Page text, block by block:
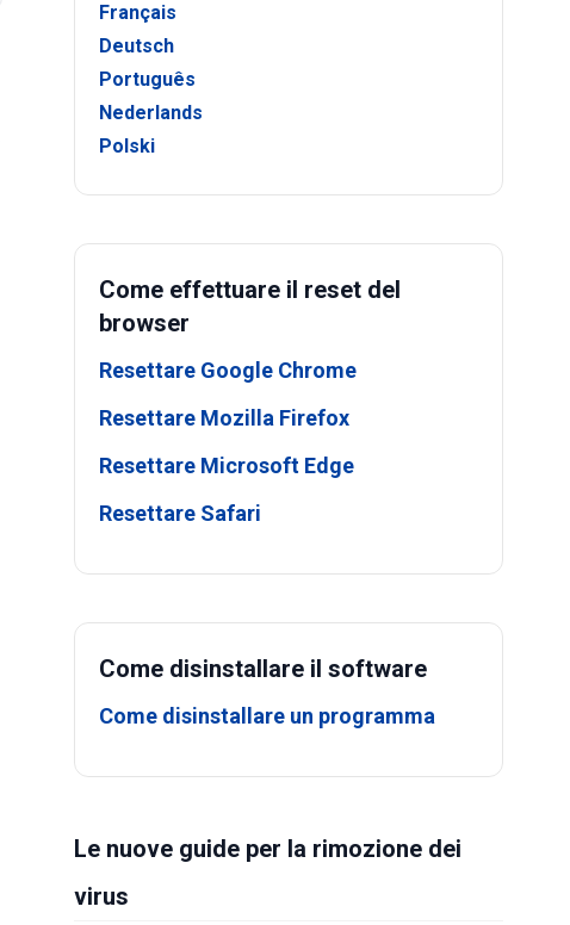
Français
Deutsch
Português
Nederlands
Polski
Come effettuare il reset del
browser
Resettare Google Chrome
Resettare Mozilla Firefox
Resettare Microsoft Edge
Resettare Safari
Come disinstallare il software
Come disinstallare un programma
Le nuove guide per la rimozione dei
virus